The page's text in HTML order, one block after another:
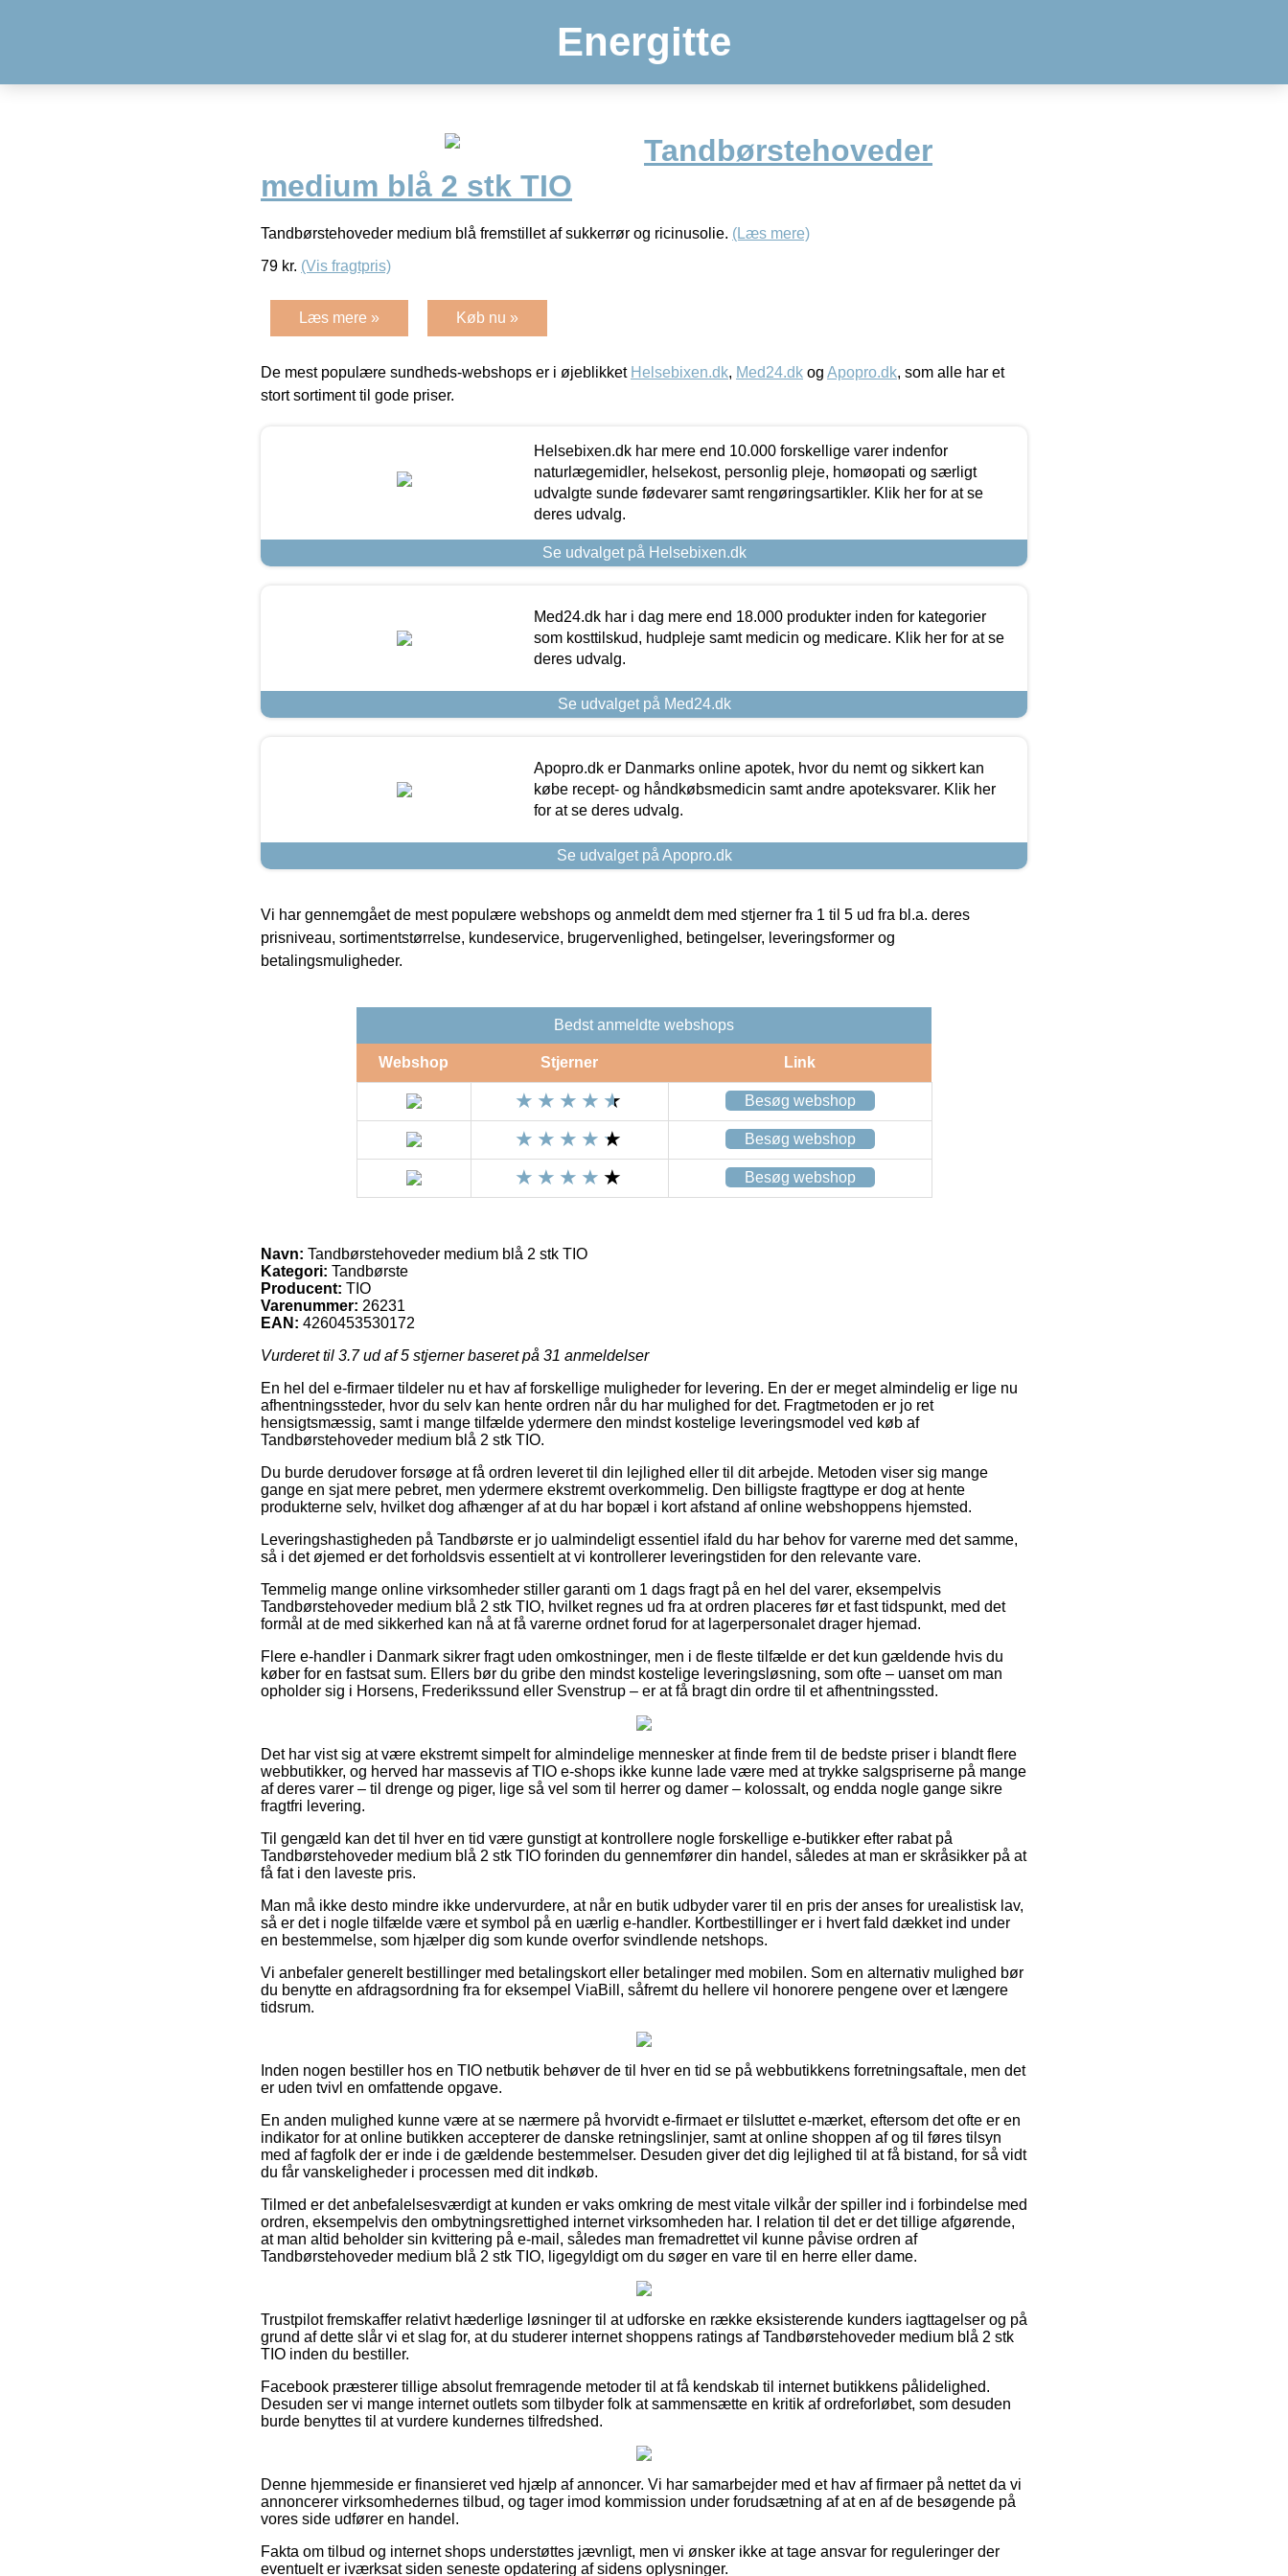
Energitte
Tandbørstehoveder
medium blå 2 stk TIO
Tandbørstehoveder medium blå fremstillet af sukkerrør og ricinusolie. (Læs mere)
79 kr. (Vis fragtpris)
Læs mere » Køb nu »
De mest populære sundheds-webshops er i øjeblikket Helsebixen.dk, Med24.dk og Apopro.dk, som alle har et
stort sortiment til gode priser.
Helsebixen.dk har mere end 10.000 forskellige varer indenfor
naturlægemidler, helsekost, personlig pleje, homøopati og særligt
udvalgte sunde fødevarer samt rengøringsartikler. Klik her for at se
deres udvalg.
Se udvalget på Helsebixen.dk
Med24.dk har i dag mere end 18.000 produkter inden for kategorier
som kosttilskud, hudpleje samt medicin og medicare. Klik her for at se
deres udvalg.
Se udvalget på Med24.dk
Apopro.dk er Danmarks online apotek, hvor du nemt og sikkert kan
købe recept- og håndkøbsmedicin samt andre apoteksvarer. Klik her
for at se deres udvalg.
Se udvalget på Apopro.dk
Vi har gennemgået de mest populære webshops og anmeldt dem med stjerner fra 1 til 5 ud fra bl.a. deres
prisniveau, sortimentstørrelse, kundeservice, brugervenlighed, betingelser, leveringsformer og
betalingsmuligheder.
Bedst anmeldte webshops
Webshop Stjerner Link
Besøg webshop
Besøg webshop
Besøg webshop
Navn: Tandbørstehoveder medium blå 2 stk TIO
Kategori: Tandbørste
Producent: TIO
Varenummer: 26231
EAN: 4260453530172
Vurderet til 3.7ud af 5 stjerner baseret på 31 anmeldelser
En hel del e-firmaer tildeler nu et hav af forskellige muligheder for levering. En der er meget almindelig er lige nu
afhentningssteder, hvor du selv kan hente ordren når du har mulighed for det. Fragtmetoden er jo ret
hensigtsmæssig, samt i mange tilfælde ydermere den mindst kostelige leveringsmodel ved køb af
Tandbørstehoveder medium blå 2 stk TIO.
Du burde derudover forsøge at få ordren leveret til din lejlighed eller til dit arbejde. Metoden viser sig mange
gange en sjat mere pebret, men ydermere ekstremt overkommelig. Den billigste fragttype er dog at hente
produkterne selv, hvilket dog afhænger af at du har bopæl i kort afstand af online webshoppens hjemsted.
Leveringshastigheden på Tandbørste er jo ualmindeligt essentiel ifald du har behov for varerne med det samme,
så i det øjemed er det forholdsvis essentielt at vi kontrollerer leveringstiden for den relevante vare.
Temmelig mange online virksomheder stiller garanti om 1 dags fragt på en hel del varer, eksempelvis
Tandbørstehoveder medium blå 2 stk TIO, hvilket regnes ud fra at ordren placeres før et fast tidspunkt, med det
formål at de med sikkerhed kan nå at få varerne ordnet forud for at lagerpersonalet drager hjemad.
Flere e-handler i Danmark sikrer fragt uden omkostninger, men i de fleste tilfælde er det kun gældende hvis du
køber for en fastsat sum. Ellers bør du gribe den mindst kostelige leveringsløsning, som ofte – uanset om man
opholder sig i Horsens, Frederikssund eller Svenstrup – er at få bragt din ordre til et afhentningssted.
Det har vist sig at være ekstremt simpelt for almindelige mennesker at finde frem til de bedste priser i blandt flere
webbutikker, og herved har massevis af TIO e-shops ikke kunne lade være med at trykke salgspriserne på mange
af deres varer – til drenge og piger, lige så vel som til herrer og damer – kolossalt, og endda nogle gange sikre
fragtfri levering.
Til gengæld kan det til hver en tid være gunstigt at kontrollere nogle forskellige e-butikker efter rabat på
Tandbørstehoveder medium blå 2 stk TIO forinden du gennemfører din handel, således at man er skråsikker på at
få fat i den laveste pris.
Man må ikke desto mindre ikke undervurdere, at når en butik udbyder varer til en pris der anses for urealistisk lav,
så er det i nogle tilfælde være et symbol på en uærlig e-handler. Kortbestillinger er i hvert fald dækket ind under
en bestemmelse, som hjælper dig som kunde overfor svindlende netshops.
Vi anbefaler generelt bestillinger med betalingskort eller betalinger med mobilen. Som en alternativ mulighed bør
du benytte en afdragsordning fra for eksempel ViaBill, såfremt du hellere vil honorere pengene over et længere
tidsrum.
Inden nogen bestiller hos en TIO netbutik behøver de til hver en tid se på webbutikkens forretningsaftale, men det
er uden tvivl en omfattende opgave.
En anden mulighed kunne være at se nærmere på hvorvidt e-firmaet er tilsluttet e-mærket, eftersom det ofte er en
indikator for at online butikken accepterer de danske retningslinjer, samt at online shoppen af og til føres tilsyn
med af fagfolk der er inde i de gældende bestemmelser. Desuden giver det dig lejlighed til at få bistand, for så vidt
du får vanskeligheder i processen med dit indkøb.
Tilmed er det anbefalelsesværdigt at kunden er vaks omkring de mest vitale vilkår der spiller ind i forbindelse med
ordren, eksempelvis den ombytningsrettighed internet virksomheden har. I relation til det er det tillige afgørende,
at man altid beholder sin kvittering på e-mail, således man fremadrettet vil kunne påvise ordren af
Tandbørstehoveder medium blå 2 stk TIO, ligegyldigt om du søger en vare til en herre eller dame.
Trustpilot fremskaffer relativt hæderlige løsninger til at udforske en række eksisterende kunders iagttagelser og på
grund af dette slår vi et slag for, at du studerer internet shoppens ratings af Tandbørstehoveder medium blå 2 stk
TIO inden du bestiller.
Facebook præsterer tillige absolut fremragende metoder til at få kendskab til internet butikkens pålidelighed.
Desuden ser vi mange internet outlets som tilbyder folk at sammensætte en kritik af ordreforløbet, som desuden
burde benyttes til at vurdere kundernes tilfredshed.
Denne hjemmeside er finansieret ved hjælp af annoncer. Vi har samarbejder med et hav af firmaer på nettet da vi
annoncerer virksomhedernes tilbud, og tager imod kommission under forudsætning af at en af de besøgende på
vores side udfører en handel.
Fakta om tilbud og internet shops understøttes jævnligt, men vi ønsker ikke at tage ansvar for reguleringer der
eventuelt er iværksat siden seneste opdatering af sidens oplysninger.